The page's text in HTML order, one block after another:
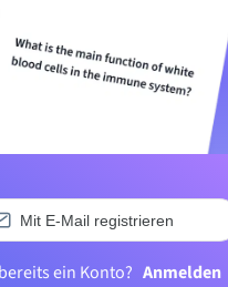
Mit E-Mail registrieren
ein Konto? Anmelden